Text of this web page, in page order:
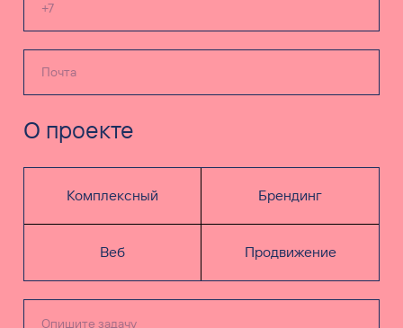
О проекте
Комплексный Брендинг
Веб Продвижение